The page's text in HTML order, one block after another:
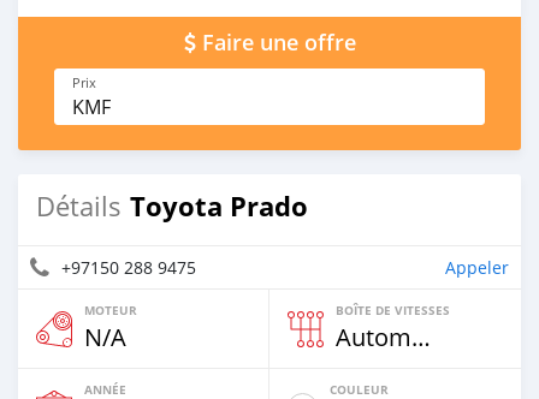
Faire une offre
Prix
KMF
Détails Toyota Prado
+97150 288 9475 Appeler
MOTEUR
N/A
BOÎTE DE VITESSES
Automatique
ANNÉE COULEUR